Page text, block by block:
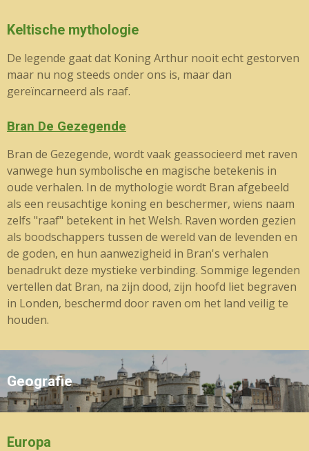
Keltische mythologie
De legende gaat dat Koning Arthur nooit echt gestorven
maar nu nog steeds onder ons is, maar dan
gereïncarneerd als raaf.
Bran De Gezegende
Bran de Gezegende, wordt vaak geassocieerd met raven
vanwege hun symbolische en magische betekenis in
oude verhalen. In de mythologie wordt Bran afgebeeld
als een reusachtige koning en beschermer, wiens naam
zelfs "raaf" betekent in het Welsh. Raven worden gezien
als boodschappers tussen de wereld van de levenden en
de goden, en hun aanwezigheid in Bran's verhalen
benadrukt deze mystieke verbinding. Sommige legenden
vertellen dat Bran, na zijn dood, zijn hoofd liet begraven
in Londen, beschermd door raven om het land veilig te
houden.
Geografie
Europa